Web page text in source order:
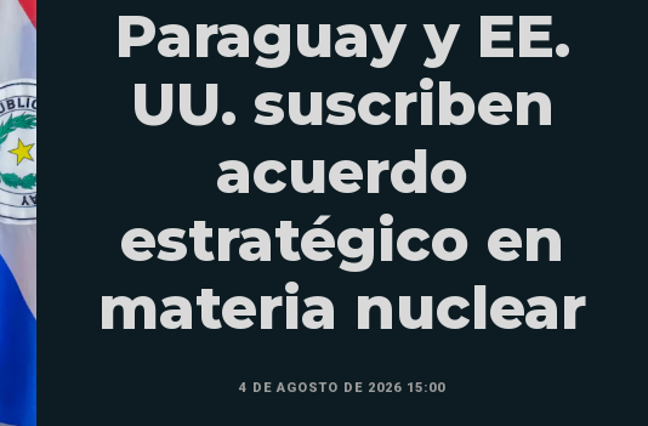
Paraguay y EE.
UU. suscriben
acuerdo
estratégico en
materia nuclear
4 DE AGOSTO DE 2026 15:00